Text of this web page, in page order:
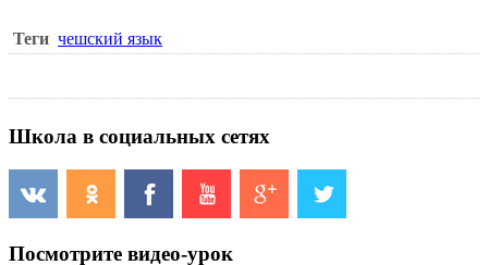
Теги чешский язык
Школа в социальных сетях
Посмотрите видео-урок